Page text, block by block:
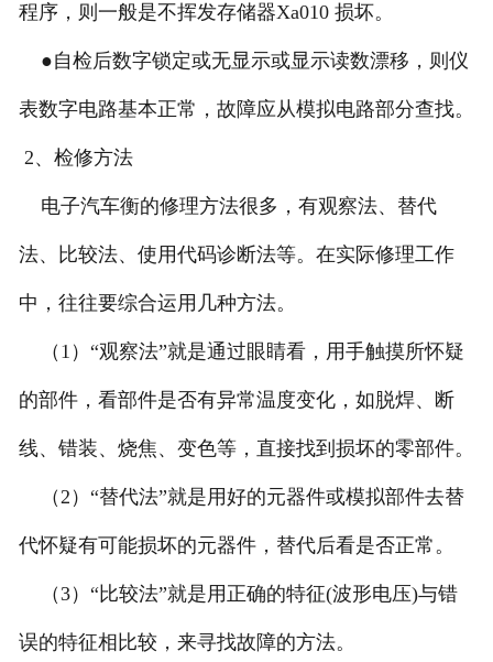
程序，则一般是不挥发存储器Xa010 损坏。
●自检后数字锁定或无显示或显示读数漂移，则仪
表数字电路基本正常，故障应从模拟电路部分查找。
2、检修方法
电子汽车衡的修理方法很多，有观察法、替代
法、比较法、使用代码诊断法等。在实际修理工作
中，往往要综合运用几种方法。
（1）“观察法”就是通过眼睛看，用手触摸所怀疑
的部件，看部件是否有异常温度变化，如脱焊、断
线、错装、烧焦、变色等，直接找到损坏的零部件。
（2）“替代法”就是用好的元器件或模拟部件去替
代怀疑有可能损坏的元器件，替代后看是否正常。
（3）“比较法”就是用正确的特征(波形电压)与错
误的特征相比较，来寻找故障的方法。